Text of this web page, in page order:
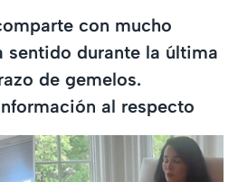
con mucho
sentido durante la última
de gemelos.
al respecto